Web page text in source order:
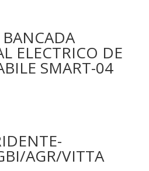
ELECTRICO DE
SMART-04
AGR/VITTA